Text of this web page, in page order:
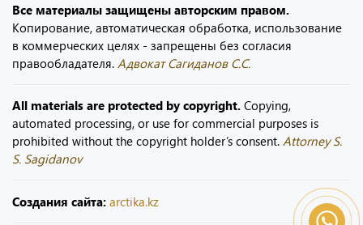
Все материалы защищены авторским правом.
Копирование, автоматическая обработка, использование
в коммерческих целях - запрещены без согласия
правообладателя. Адвокат Сагиданов С.С.
All materials are protected by copyright. Copying,
automated processing, or use for commercial purposes is
prohibited without the copyright holder’s consent. Attorney S.
S. Sagidanov
Создания сайта: arctika.kz